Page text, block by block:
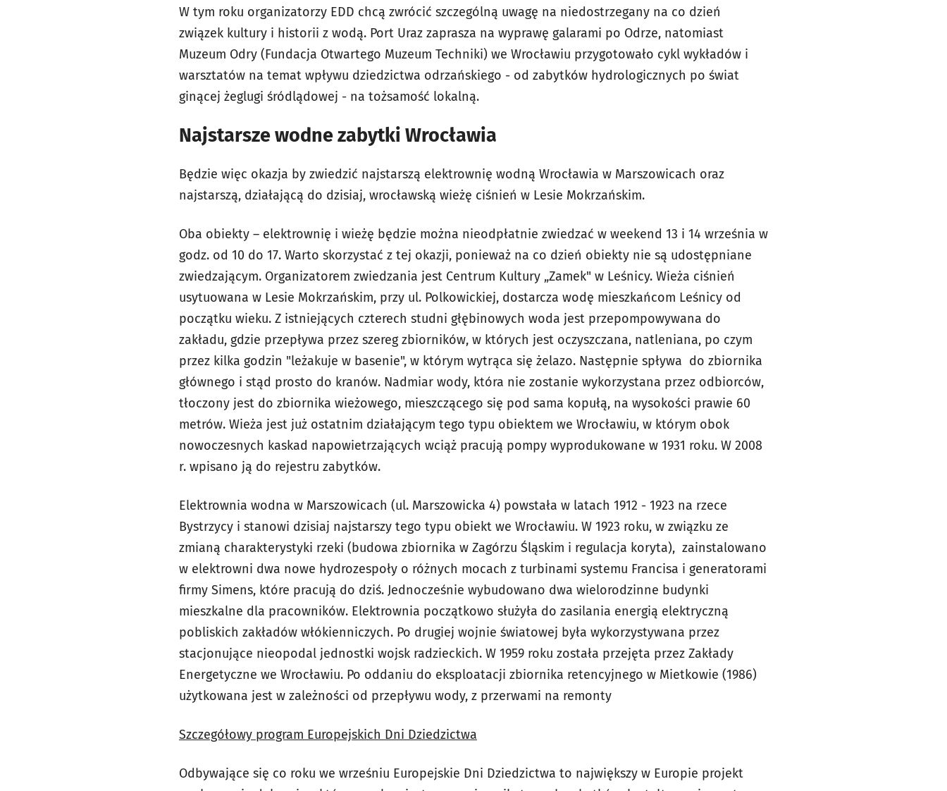
W tym roku organizatorzy EDD chcą zwrócić szczególną uwagę na niedostrzegany na co dzień
związek kultury i historii z wodą. Port Uraz zaprasza na wyprawę galarami po Odrze, natomiast
Muzeum Odry (Fundacja Otwartego Muzeum Techniki) we Wrocławiu przygotowało cykl wykładów i
warsztatów na temat wpływu dziedzictwa odrzańskiego - od zabytków hydrologicznych po świat
ginącej żeglugi śródlądowej - na tożsamość lokalną.
Najstarsze wodne zabytki Wrocławia
Będzie więc okazja by zwiedzić najstarszą elektrownię wodną Wrocławia w Marszowicach oraz
najstarszą, działającą do dzisiaj, wrocławską wieżę ciśnień w Lesie Mokrzańskim.
Oba obiekty – elektrownię i wieżę będzie można nieodpłatnie zwiedzać w weekend 13 i 14 września w
godz. od 10 do 17. Warto skorzystać z tej okazji, ponieważ na co dzień obiekty nie są udostępniane
zwiedzającym. Organizatorem zwiedzania jest Centrum Kultury „Zamek" w Leśnicy. Wieża ciśnień
usytuowana w Lesie Mokrzańskim, przy ul. Polkowickiej, dostarcza wodę mieszkańcom Leśnicy od
początku wieku. Z istniejących czterech studni głębinowych woda jest przepompowywana do
zakładu, gdzie przepływa przez szereg zbiorników, w których jest oczyszczana, natleniana, po czym
przez kilka godzin "leżakuje w basenie", w którym wytrąca się żelazo. Następnie spływa do zbiornika
głównego i stąd prosto do kranów. Nadmiar wody, która nie zostanie wykorzystana przez odbiorców,
tłoczony jest do zbiornika wieżowego, mieszczącego się pod sama kopułą, na wysokości prawie 60
metrów. Wieża jest już ostatnim działającym tego typu obiektem we Wrocławiu, w którym obok
nowoczesnych kaskad napowietrzających wciąż pracują pompy wyprodukowane w 1931 roku. W 2008
r. wpisano ją do rejestru zabytków.
Elektrownia wodna w Marszowicach (ul. Marszowicka 4) powstała w latach 1912 - 1923 na rzece
Bystrzycy i stanowi dzisiaj najstarszy tego typu obiekt we Wrocławiu. W 1923 roku, w związku ze
zmianą charakterystyki rzeki (budowa zbiornika w Zagórzu Śląskim i regulacja koryta), zainstalowano
w elektrowni dwa nowe hydrozespoły o różnych mocach z turbinami systemu Francisa i generatorami
firmy Simens, które pracują do dziś. Jednocześnie wybudowano dwa wielorodzinne budynki
mieszkalne dla pracowników. Elektrownia początkowo służyła do zasilania energią elektryczną
pobliskich zakładów włókienniczych. Po drugiej wojnie światowej była wykorzystywana przez
stacjonujące nieopodal jednostki wojsk radzieckich. W 1959 roku została przejęta przez Zakłady
Energetyczne we Wrocławiu. Po oddaniu do eksploatacji zbiornika retencyjnego w Mietkowie (1986)
użytkowana jest w zależności od przepływu wody, z przerwami na remonty
Szczegółowy program Europejskich Dni Dziedzictwa
Odbywające się co roku we wrześniu Europejskie Dni Dziedzictwa to największy w Europie projekt